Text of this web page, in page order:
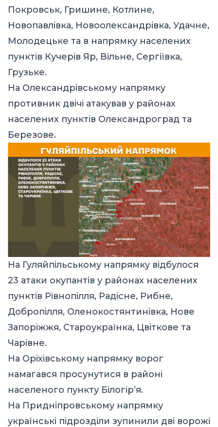
Покровськ, Гришине, Котлине,
Новопавлівка, Новоолександрівка, Удачне,
Молодецьке та в напрямку населених
пунктів Кучерів Яр, Вільне, Сергіївка,
Грузьке.
На Олександрівському напрямку
противник двічі атакував у районах
населених пунктів Олександроград та
Березове.
На Гуляйпільському напрямку відбулося
23 атаки окупантів у районах населених
пунктів Рівнопілля, Радісне, Рибне,
Добропілля, Оленокостянтинівка, Нове
Запоріжжя, Староукраїнка, Цвіткове та
Чарівне.
На Оріхівському напрямку ворог
намагався просунутися в районі
населеного пункту Білогір’я.
На Придніпровському напрямку
українські підрозділи зупинили дві ворожі